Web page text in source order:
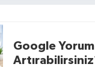
Google Yorum